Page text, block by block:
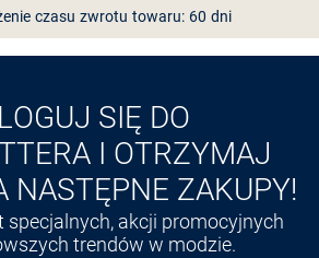
czasu zwrotu towaru: 60 dni
aplikację VANGRAAF
SIĘ DO
I OTRZYMAJ
NASTĘPNE ZAKUPY!
specjalnych, akcji promocyjnych
trendów w modzie.